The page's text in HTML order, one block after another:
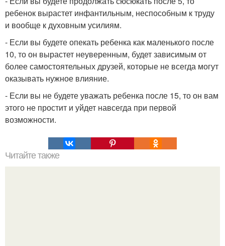
ребенок вырастет инфантильным, неспособным к труду
и вообще к духовным усилиям.
- Если вы будете опекать ребенка как маленького после
10, то он вырастет неуверенным, будет зависимым от
более самостоятельных друзей, которые не всегда могут
оказывать нужное влияние.
- Если вы не будете уважать ребенка после 15, то он вам
этого не простит и уйдет навсегда при первой
возможности.
Читайте также